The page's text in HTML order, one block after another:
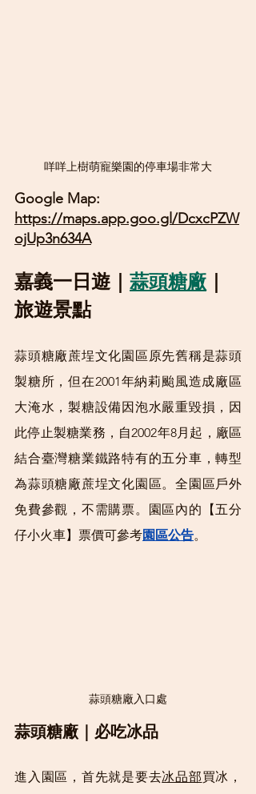
咩咩上樹萌寵樂園的停車場非常大
Google Map:
https://maps.app.goo.gl/DcxcPZW
ojUp3n634A
嘉義一日遊｜ 蒜頭糖廠
旅遊景點
蒜頭糖廠蔗埕文化園區原先舊稱是蒜頭
製糖所，但在2001年納莉颱風造成廠區
大淹水，製糖設備因泡水嚴重毀損，因
此停止製糖業務，自2002年8月起，廠區
結合臺灣糖業鐵路特有的五分車，轉型
為蒜頭糖廠蔗埕文化園區。全園區戶外
免費參觀，不需購票。園區內的【五分
仔小火車】票價可參考園區公告。
蒜頭糖廠入口處
蒜頭糖廠｜必吃冰品
進入園區，首先就是要去冰品部買冰，